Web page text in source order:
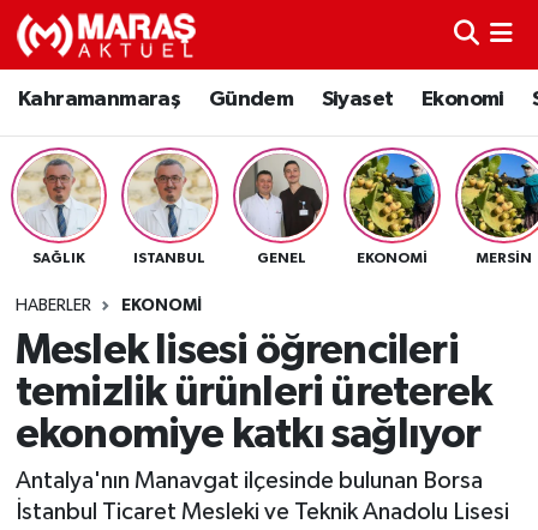
Kahramanmaraş Gündem Siyaset Ekonomi
SAĞLIK ISTANBUL GENEL EKONOMI MERSIN
HABERLER EKONOMI
Meslek lisesi öğrencileri
temizlik ürünleri üreterek
ekonomiye katkı sağlıyor
Antalya'nın Manavgat ilçesinde bulunan Borsa
İstanbul Ticaret Mesleki ve Teknik Anadolu Lisesi
Kahramanmaraş
Gündem
Siyaset
Spor
Sağlık
Eğitim
Nöbetçi Eczaneler
Hava Durumu
Namaz Vakitleri
TFF 3.Lig 4.Grup Puan Durumu ve Fikstür
Tüm Manşetler
Son Dakika Haberleri
Haber Arşivi